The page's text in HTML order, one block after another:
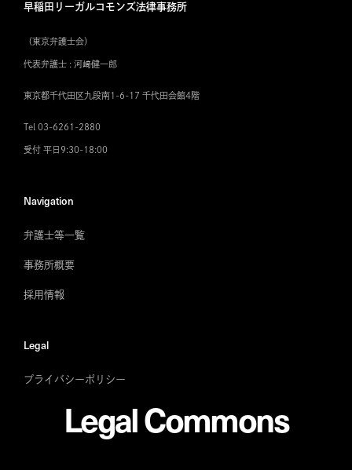
早稲田リーガルコモンズ法律事務所
（東京弁護士会）
代表弁護士 : 河﨑健一郎
東京都千代田区九段南1-6-17 千代田会館4階
Tel 03-6261-2880
受付 平日9:30-18:00
Navigation
弁護士等一覧
事務所概要
採用情報
Legal
プライバシーポリシー
Legal Commons